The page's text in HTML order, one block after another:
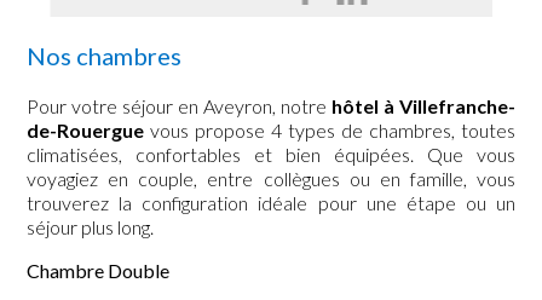
Nos chambres
Pour votre séjour en Aveyron, notre hôtel à Villefranche-
de-Rouergue vous propose 4 types de chambres, toutes
climatisées, confortables et bien équipées. Que vous
voyagiez en couple, entre collègues ou en famille, vous
trouverez la configuration idéale pour une étape ou un
séjour plus long.
Chambre Double